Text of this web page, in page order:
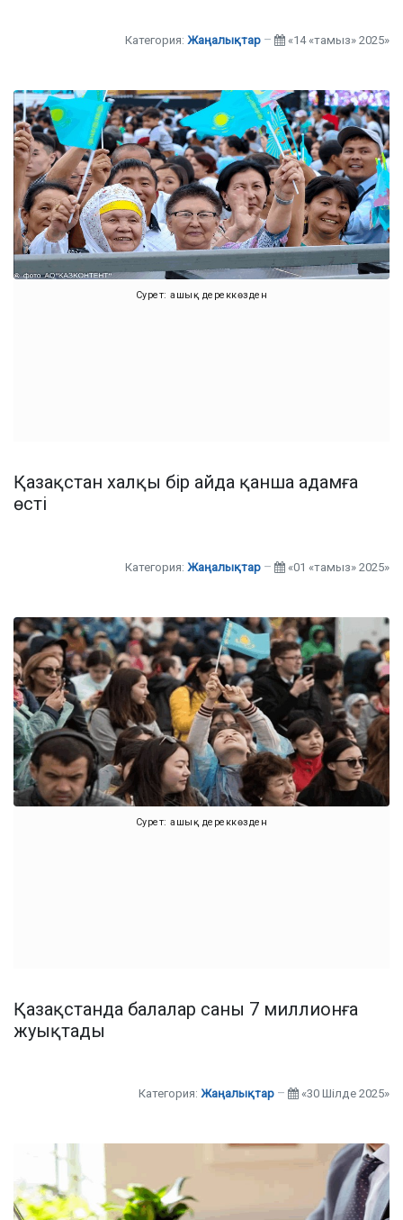
Категория: Жаңалықтар «14 «тамыз» 2025»
Сурет: ашық дереккөзден
Қазақстан халқы бір айда қанша адамға
өсті
Категория: Жаңалықтар «01 «тамыз» 2025»
Сурет: ашық дереккөзден
Қазақстанда балалар саны 7 миллионға
жуықтады
Категория: Жаңалықтар «30 Шілде 2025»